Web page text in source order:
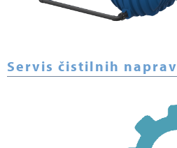
Servis čistilnih naprav